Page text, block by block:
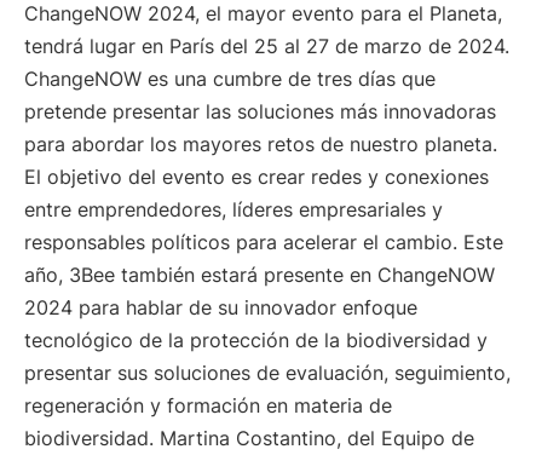
ChangeNOW 2024, el mayor evento para el Planeta,
tendrá lugar en París del 25 al 27 de marzo de 2024.
ChangeNOW es una cumbre de tres días que
pretende presentar las soluciones más innovadoras
para abordar los mayores retos de nuestro planeta.
El objetivo del evento es crear redes y conexiones
entre emprendedores, líderes empresariales y
responsables políticos para acelerar el cambio. Este
año, 3Bee también estará presente en ChangeNOW
2024 para hablar de su innovador enfoque
tecnológico de la protección de la biodiversidad y
presentar sus soluciones de evaluación, seguimiento,
regeneración y formación en materia de
biodiversidad. Martina Costantino, del Equipo de